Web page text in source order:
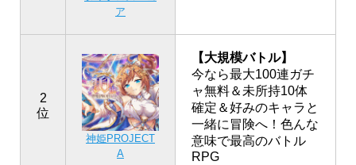
ア
2
位
神姫PROJECT
A
【大規模バトル】
今なら最大100連ガチ
ャ無料＆未所持10体
確定＆好みのキャラと
一緒に冒険へ！色んな
意味で最高のバトル
RPG